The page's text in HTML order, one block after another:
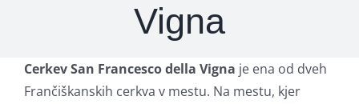
Vigna
Cerkev San Francesco della Vigna je ena od dveh
Frančiškanskih cerkva v mestu. Na mestu, kjer